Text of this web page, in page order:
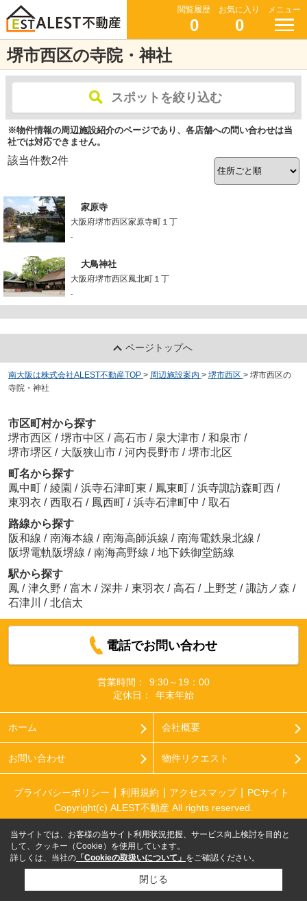
閲覧履歴
0
お気に入り
0
メニュー
堺市西区の寺院・神社
スポットを絞り込む
※物件情報の周辺施設紹介のページであり、各店舗への問い合わせは当
社では対応できません。
該当件数2件
家原寺
大阪府堺市西区家原寺町１丁
-
大鳥神社
大阪府堺市西区鳳北町１丁
-
ページトップへ
南大阪は株式会社ALEST不動産TOP > 周辺施設案内 > 堺市西区 > 堺市西区の
寺院・神社
市区町村から探す
堺市西区 / 堺市中区 / 高石市 / 泉大津市 / 和泉市 /
堺市堺区 / 大阪狭山市 / 河内長野市 / 堺市北区
町名から探す
鳳中町 / 綾園 / 浜寺石津町東 / 鳳東町 / 浜寺諏訪森町西 /
東羽衣 / 西取石 / 鳳西町 / 浜寺石津町中 / 取石
路線から探す
阪和線 / 南海本線 / 南海高師浜線 / 南海電鉄泉北線 /
阪堺電軌阪堺線 / 南海高野線 / 地下鉄御堂筋線
駅から探す
鳳 / 津久野 / 富木 / 深井 / 東羽衣 / 高石 / 上野芝 / 諏訪ノ森 /
石津川
/ 北信太
電話でお問い合わせ
営業時間：
9:30～19：00
定休日：
年末年始
ホーム 会社概要
お問い合わせ 物件リクエスト
プライバシーポリシー 利用規約 アクセスマップ
PCサイト
Copyright(c) ALEST不動産 All rights reserved.
当サイトでは、お客様の当サイト利用状況把握、サービス向上検討を目的と
して、クッキー（Cookie）を使用しています。
詳しくは、当社の 「Cookieの取扱いについて」 をご確認ください。
閉じる